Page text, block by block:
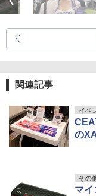
関連記事
イベ
の
その
マ